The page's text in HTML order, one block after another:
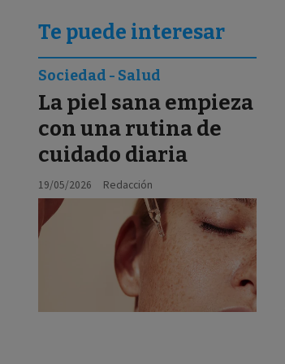
Te puede interesar
La piel sana empieza
con una rutina de
cuidado diaria
Redacción
Sociedad - Salud
19/05/2026